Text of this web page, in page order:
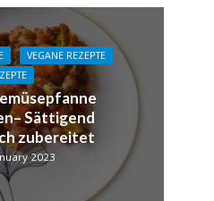
VEGANE REZEPTE
Sättigend
zubereitet
2023